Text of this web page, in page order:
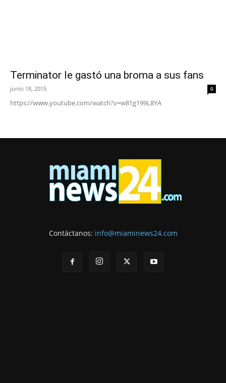
Terminator le gastó una broma a sus fans
junio 18, 2015 0
https://www.youtube.com/watch?v=w81g199L8YA
Contáctanos: info@miaminews24.com